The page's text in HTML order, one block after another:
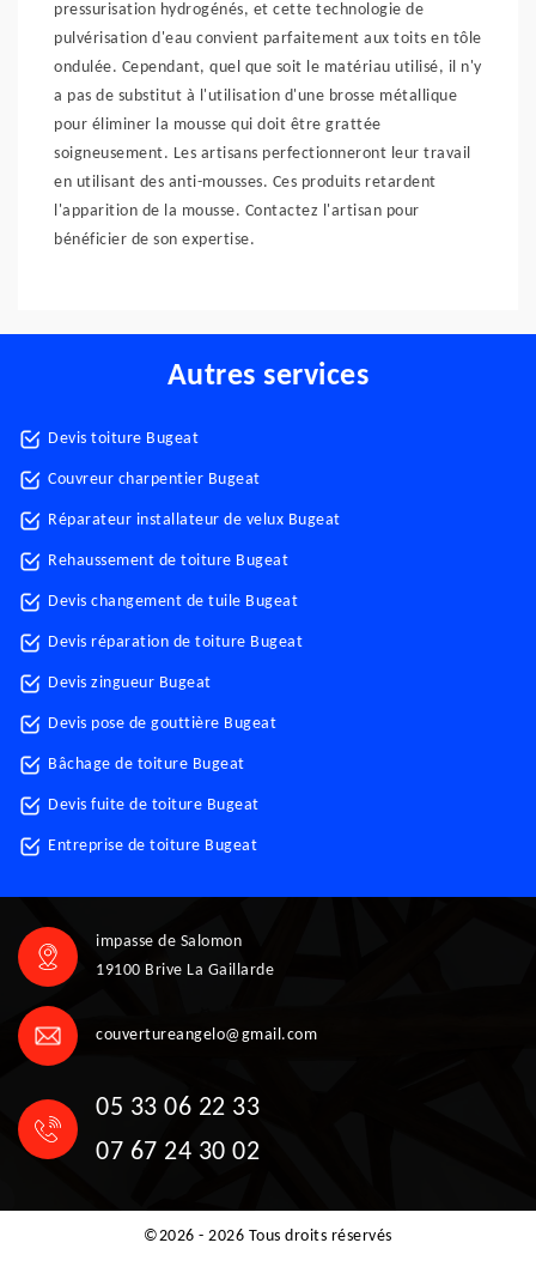
pressurisation hydrogénés, et cette technologie de
pulvérisation d'eau convient parfaitement aux toits en tôle
ondulée. Cependant, quel que soit le matériau utilisé, il n'y
a pas de substitut à l'utilisation d'une brosse métallique
pour éliminer la mousse qui doit être grattée
soigneusement. Les artisans perfectionneront leur travail
en utilisant des anti-mousses. Ces produits retardent
l'apparition de la mousse. Contactez l'artisan pour
bénéficier de son expertise.
Autres services
Devis toiture Bugeat
Couvreur charpentier Bugeat
Réparateur installateur de velux Bugeat
Rehaussement de toiture Bugeat
Devis changement de tuile Bugeat
Devis réparation de toiture Bugeat
Devis zingueur Bugeat
Devis pose de gouttière Bugeat
Bâchage de toiture Bugeat
Devis fuite de toiture Bugeat
Entreprise de toiture Bugeat
impasse de Salomon
19100 Brive La Gaillarde
couvertureangelo@gmail.com
05 33 06 22 33
07 67 24 30 02
©2026 - 2026 Tous droits réservés